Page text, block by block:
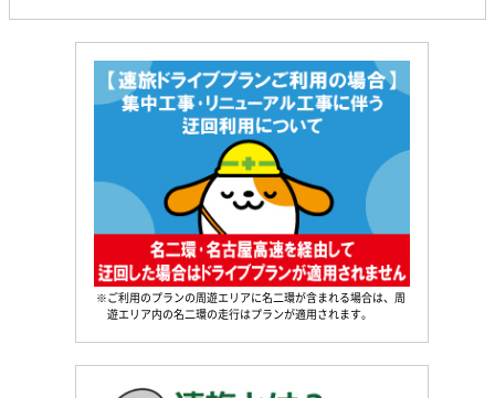
※ご利用のプランの周遊エリアに名二環が含まれる場合は、周
遊エリア内の名二環の走行はプランが適用されます。